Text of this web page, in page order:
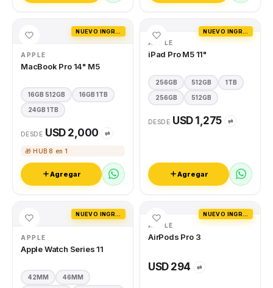
APPLE
MacBook Pro 14" M5
16GB 512GB 16GB 1TB
24GB 1TB
DESDE USD 2,000 ⇄
🎁 HUB 8 en 1
Agregar
APPLE
iPad Pro M5 11"
256GB 512GB 1TB
256GB 512GB
DESDE USD 1,275 ⇄
Agregar
APPLE
Apple Watch Series 11
42MM 46MM
APPLE
AirPods Pro 3
USD 294 ⇄